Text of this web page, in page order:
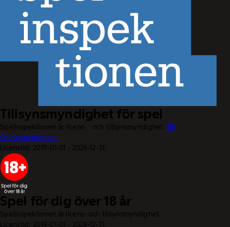
Tillsynsmyndighet för spel
Spelinspektionen är licens- och tillsynsmyndighet.Till
Spelinspektionen.
Licenstid: 2019-01-01 - 2028-12-31.
Spel för dig över 18 år
Spelinspektionen är licens- och tillsynsmyndighet.
Licenstid: 2019-01-01 - 2028-12-31.